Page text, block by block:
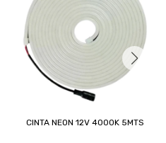
CINTA NEON 12V 4000K 5MTS